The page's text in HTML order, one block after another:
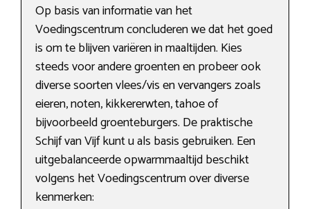
Op basis van informatie van het
Voedingscentrum concluderen we dat het goed
is om te blijven variëren in maaltijden. Kies
steeds voor andere groenten en probeer ook
diverse soorten vlees/vis en vervangers zoals
eieren, noten, kikkererwten, tahoe of
bijvoorbeeld groenteburgers. De praktische
Schijf van Vijf kunt u als basis gebruiken. Een
uitgebalanceerde opwarmmaaltijd beschikt
volgens het Voedingscentrum over diverse
kenmerken: